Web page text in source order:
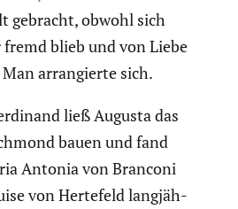
gebracht, obwohl sich
fremd blieb und von Liebe
Man arran­gierte sich.
ließ Augusta das
bauen und fand
Antonia von Branconi
von Hertefeld langjäh­